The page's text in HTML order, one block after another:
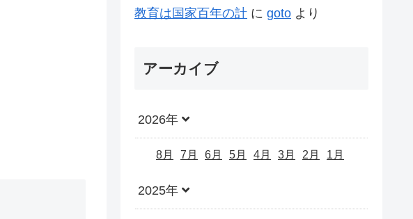
教育は国家百年の計 に goto より
アーカイブ
2026年
8月 7月 6月 5月 4月 3月 2月 1月
2025年